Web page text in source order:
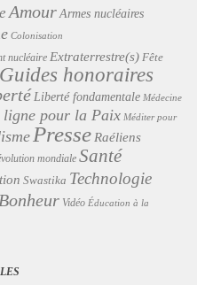
Amour Armes nucléaires
Colonisation
nucléaire Extraterrestre(s) Fête
Guides honoraires
Liberté fondamentale Médecine
ligne pour la Paix Méditer pour
Presse Raéliens
mondiale Santé
Swastika Technologie
Vidéo Éducation à la